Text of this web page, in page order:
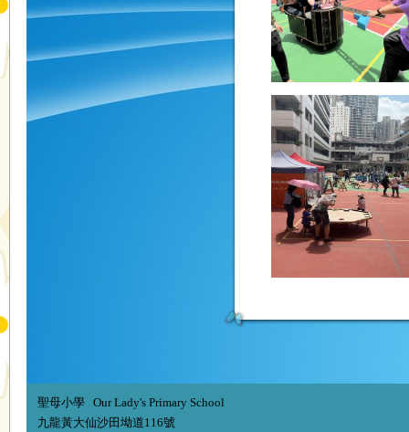
聖母小學 Our Lady's Primary School
九龍黃大仙沙田坳道116號